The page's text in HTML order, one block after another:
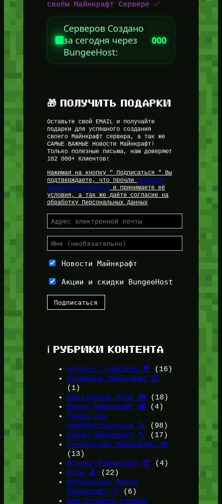
своём Майнкрафт Сервере ✅
Серверов Создано
за сегодня через
BungeeHost:
000
🎁 ПОЛУЧИТЬ ПОДАРКИ
Оставьте свой EMAIL и получайте
подарки для успешного создания
своего Майнкрафт сервера, а так же
САМЫЕ ВАЖНЫЕ Новости Майнкрафт!
Только полезные письма, нам доверяют
102 000+ Клиентов!
Нажимая на кнопку " Подписаться " Вы
подтверждаете, что прочли
Политику
Конфиденциальностии принимаете её
условия, а так же даёте согласие на
обработку Персональных Данных
Новости Майнкрафт
Акции и скидки BungeeHost
ℹ️ РУБРИКИ КОНТЕНТА
HyTale / ХайТейл 🌳
(16)
Анимации Майнкрафт 🎞️
(1)
Браузерные Игры 🎮(18)
Видео Майнкрафт 📽️ (4)
Гайды для
администраторов 🔧
(98)
Гайды Майнкрафт 🔨
(17)
Генераторы Майнкрафт 🔁
(13)
Игроки Майнкрафт 😎 (4)
Игры 🕹️ (22)
Интересные Факты
Майнкрафт 💡(6)
Как создать сервер